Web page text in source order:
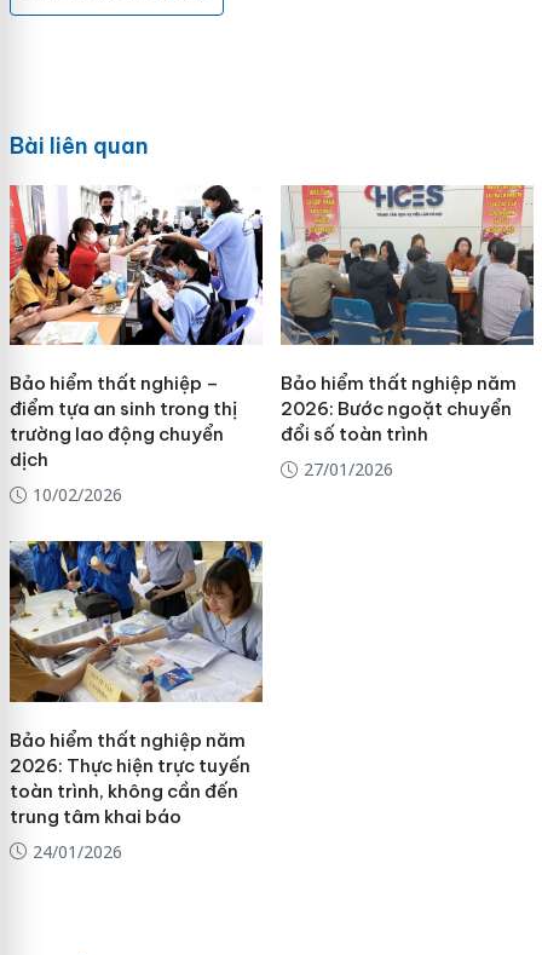
Bài liên quan
Bảo hiểm thất nghiệp –
điểm tựa an sinh trong thị
trường lao động chuyển
dịch
10/02/2026
Bảo hiểm thất nghiệp năm
2026: Bước ngoặt chuyển
đổi số toàn trình
27/01/2026
Bảo hiểm thất nghiệp năm
2026: Thực hiện trực tuyến
toàn trình, không cần đến
trung tâm khai báo
24/01/2026